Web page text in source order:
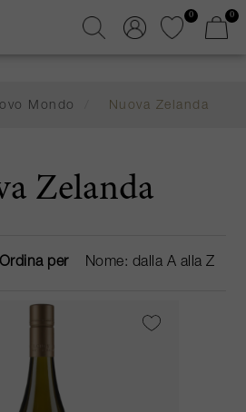
0 0
Mondo Nuova Zelanda
Zelanda
Ordina per